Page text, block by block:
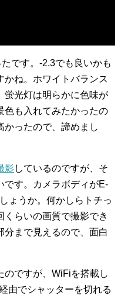
です。-2.3でも良いかも
かね。ホワイトバランス
蛍光灯は明らかに色味が
色も入れてみたかったの
かったので、諦めまし
影しているのですが、そ
です。カメラボディがE-
ょうか。何かしらトチっ
らいの画質で撮影でき
分まで見えるので、面白
のですが、WiFiを搭載し
由でシャッターを切れる